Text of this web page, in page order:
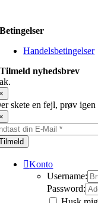
Betingelser
Handelsbetingelser
Tilmeld nyhedsbrev
skete en fejl, prøv igen
Konto
Username:
Password: